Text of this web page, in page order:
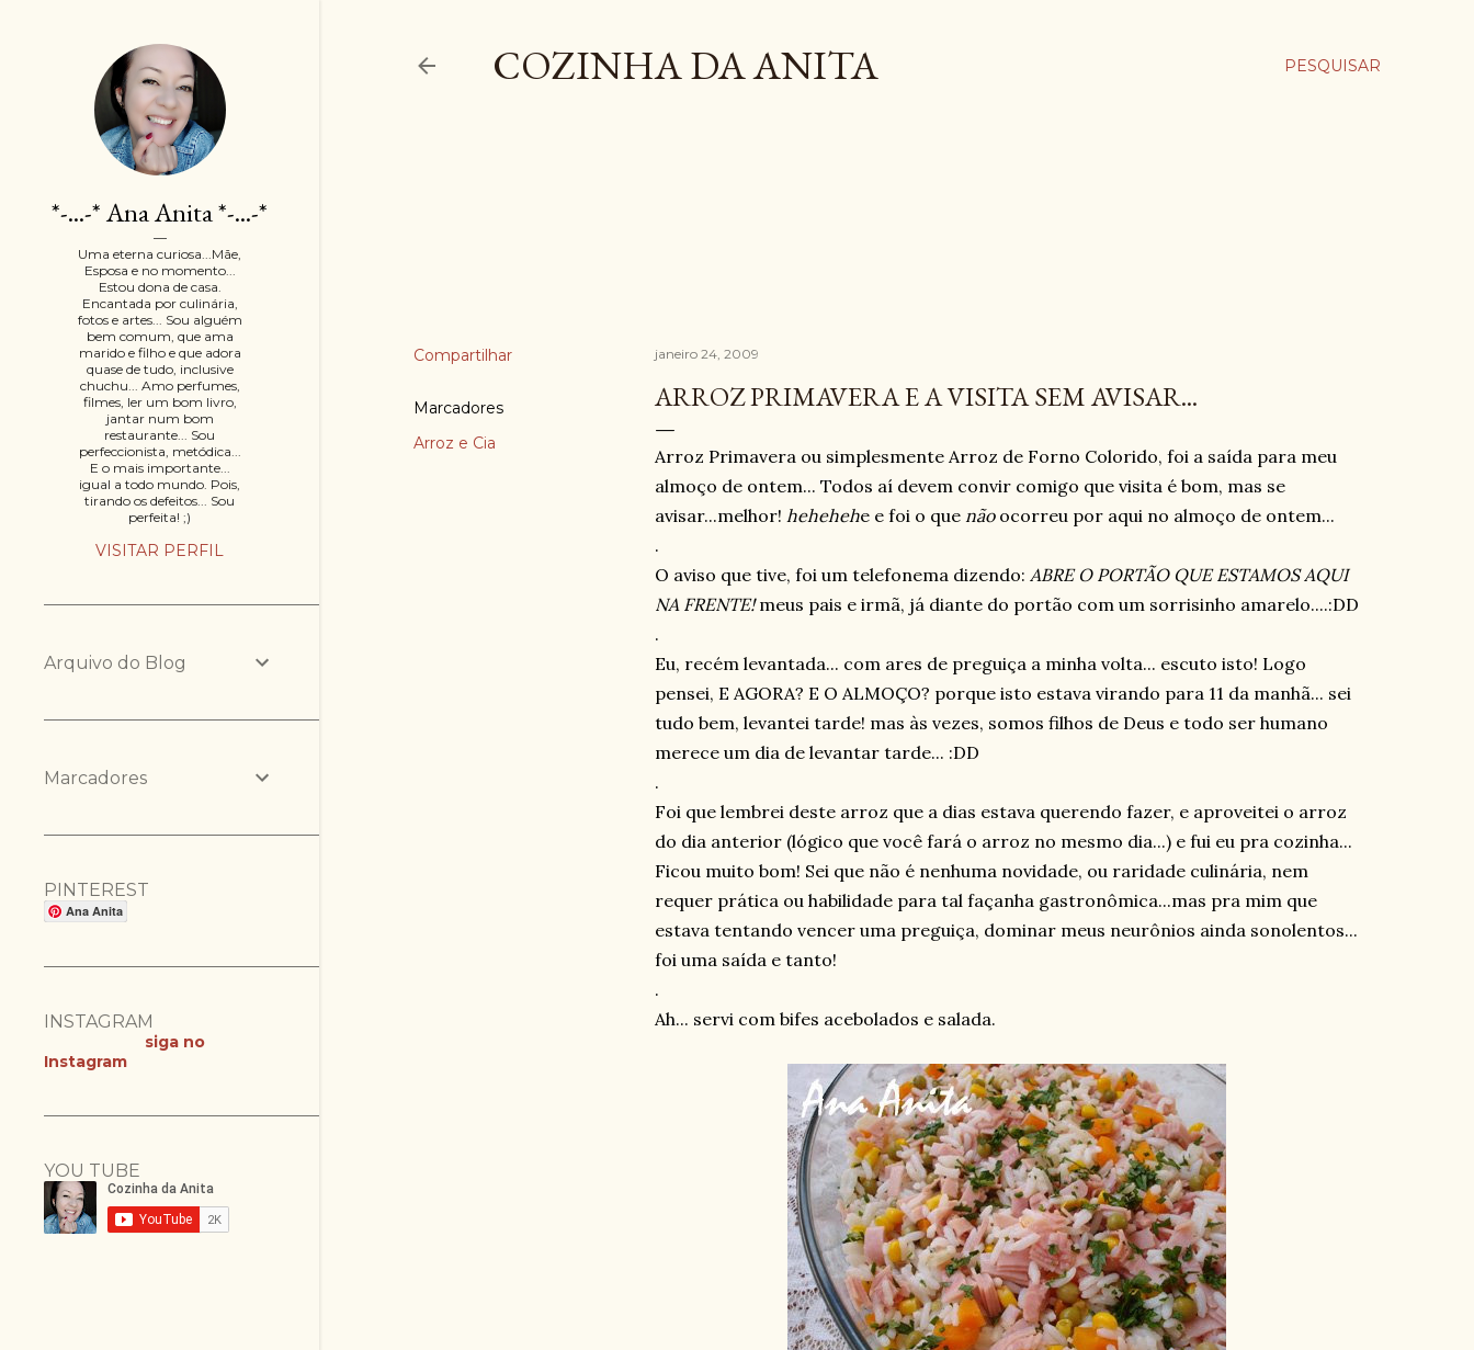
PESQUISAR
COZINHA DA ANITA
Compartilhar
Marcadores
Arroz e Cia
janeiro 24, 2009
ARROZ PRIMAVERA E A VISITA SEM AVISAR...
Arroz Primavera ou simplesmente Arroz de Forno Colorido, foi a saída para meu
almoço de ontem... Todos aí devem convir comigo que visita é bom, mas se
avisar...melhor! hehehehe e foi o que nãoocorreu por aqui no almoço de ontem...
.
O aviso que tive, foi um telefonema dizendo: ABRE O PORTÃO QUE ESTAMOS AQUI
NA FRENTE!meus pais e irmã, já diante do portão com um sorrisinho amarelo....:DD
.
Eu, recém levantada... com ares de preguiça a minha volta... escuto isto! Logo
pensei, E AGORA? E O ALMOÇO? porque isto estava virando para 11 da manhã... sei
tudo bem, levantei tarde! mas às vezes, somos filhos de Deus e todo ser humano
merece um dia de levantar tarde... :DD
.
Foi que lembrei deste arroz que a dias estava querendo fazer, e aproveitei o arroz
do dia anterior (lógico que você fará o arroz no mesmo dia...) e fui eu pra cozinha...
Ficou muito bom! Sei que não é nenhuma novidade, ou raridade culinária, nem
requer prática ou habilidade para tal façanha gastronômica...mas pra mim que
estava tentando vencer uma preguiça, dominar meus neurônios ainda sonolentos...
foi uma saída e tanto!
.
Ah... servi com bifes acebolados e salada.
*-...-* Ana Anita *-...-*
Uma eterna curiosa...Mãe,
Esposa e no momento...
Estou dona de casa.
Encantada por culinária,
fotos e artes... Sou alguém
bem comum, que ama
marido e filho e que adora
quase de tudo, inclusive
chuchu... Amo perfumes,
filmes, ler um bom livro,
jantar num bom
restaurante... Sou
perfeccionista, metódica...
E o mais importante...
igual a todo mundo. Pois,
tirando os defeitos... Sou
perfeita! ;)
VISITAR PERFIL
Arquivo do Blog
Marcadores
PINTEREST
Ana Anita
INSTAGRAM
siga no
Instagram
YOU TUBE